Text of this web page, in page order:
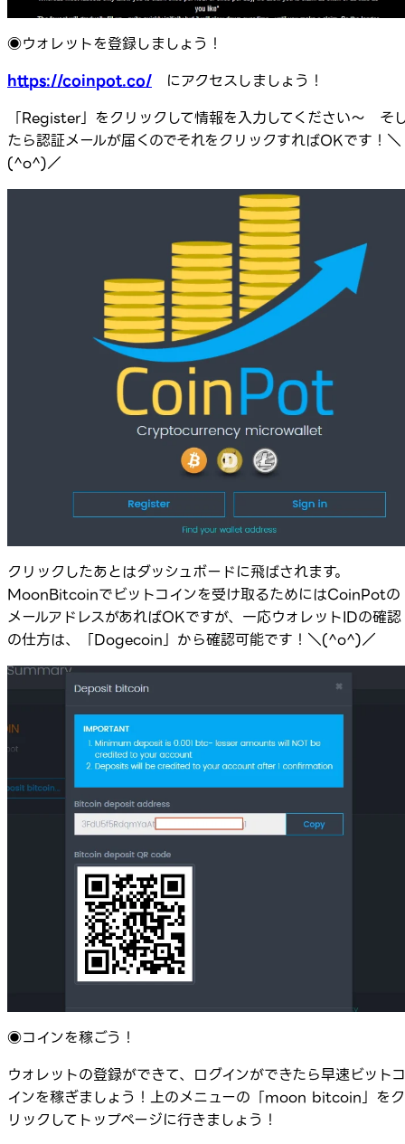
◉ウォレットを登録しましょう！
https://coinpot.co/ にアクセスしましょう！
「Register」をクリックして情報を入力してください～ そ
たら認証メールが届くのでそれをクリックすればOKです！＼
(^o^)／
クリックしたあとはダッシュボードに飛ばされます。
MoonBitcoinでビットコインを受け取るためにはCoinPotの
メールアドレスがあればOKですが、一応ウォレットIDの確認
の仕方は、「Dogecoin」から確認可能です！＼(^o^)／
◉コインを稼ごう！
ウォレットの登録ができて、ログインができたら早速ビットコ
インを稼ぎましょう！上のメニューの「moon bitcoin」をク
リックしてトップページに行きましょう！